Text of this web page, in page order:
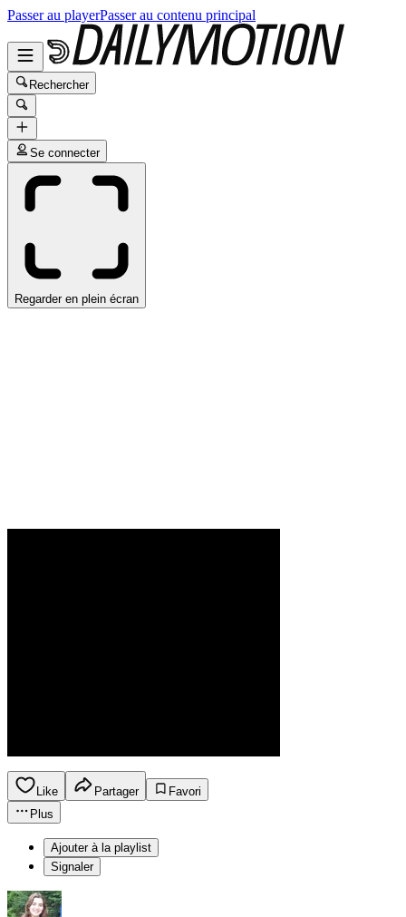
Passer au playerPasser au contenu principal
Rechercher
Se connecter
Regarder en plein écran
Like Partager
Favori
Plus
Ajouter à la playlist
Signaler